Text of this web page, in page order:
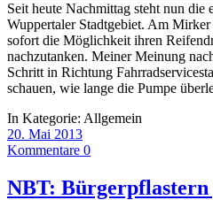
Seit heute Nachmittag steht nun
Wuppertaler Stadtgebiet. Am
sofort die Möglichkeit ihren
nachzutanken. Meiner Meinung
Schritt in Richtung
schauen, wie lange die Pumpe
In Kategorie: Allgemein
20. Mai 2013
Kommentare 0
NBT: Bürgerpflastern